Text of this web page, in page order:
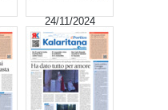
24/11/2024